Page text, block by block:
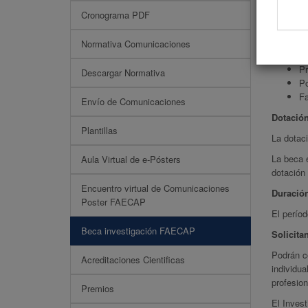
Cronograma PDF
Normativa Comunicaciones
Descargar Normativa
Envío de Comunicaciones
Plantillas
Aula Virtual de e-Pósters
Encuentro virtual de Comunicaciones
Poster FAECAP
Beca investigación FAECAP
Acreditaciones Cientificas
Premios
Dotación
La
La beca
El
Podrán
El